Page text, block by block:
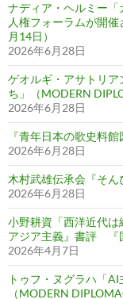
ナディア・ヘルミー
人権フォーラムが開
月14日）
2026年6月28日
ゲオルギ・アサトリ
ち」（MODERN
2026年6月28日
『青年日本の歌史料
2026年6月28日
木村武雄伝承会『そん
2026年6月28日
小野耕資「西洋近代
アジア主義』書評 『
2026年4月7日
トゥフ・ヌグラハ「
（MODERN